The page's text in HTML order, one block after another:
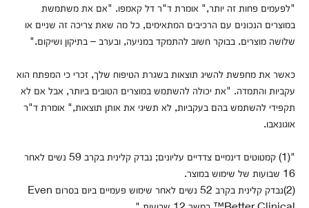
"לפעמים פחות זה יותר," אומרת ד"ר דל קאמפו. "אם את משתמשת
במוצרים הנכונים עם הרכיבים המתאימים, כל מה שאת צריכה זה שניים או
שלושה מוצרים. בבוקר חשוב להתמקד במניעה, ובערב – בתיקון ושיקום."
כאשר את מחפשת להשיג תוצאות בשגרת הטיפוח שלך, זכרי כי המפתח הוא
עקביות והתמדה. "את יכולה להשתמש במוצרים הטובים ביותר, אבל אם לא
תקפידי להשתמש בהם בעקביות, לא תשיגי את אותן תוצאות," אומרת ד"ר
אוגונאבו.
"(1) קמטוטים דינמיים צדדיים עליונים; נבדק קלינית בקרב 59 נשים לאחר
16 שבועות של שימוש במוצר.
(2)נבדק קלינית בקרב 52 נשים לאחר שימוש פעמיים ביום בסרום Even